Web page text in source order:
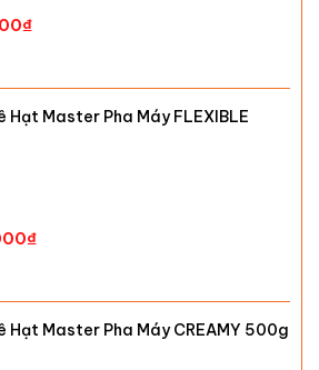
₫
Hạt Master Pha Máy FLEXIBLE
₫
Hạt Master Pha Máy CREAMY 500g